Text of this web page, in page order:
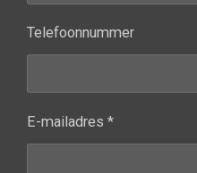
Telefoonnummer
E-mailadres *